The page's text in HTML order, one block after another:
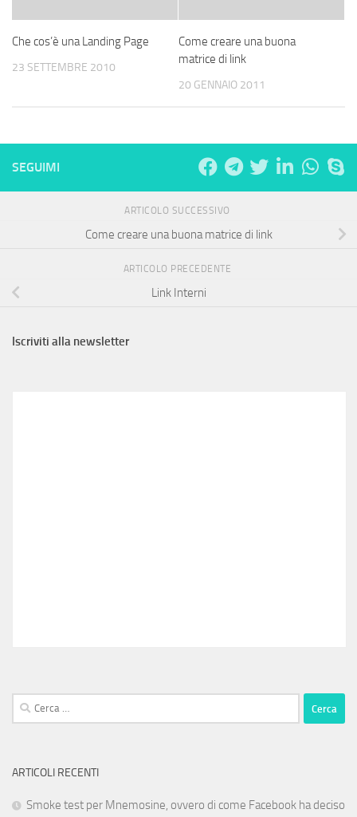
Che cos’è una Landing Page
23 SETTEMBRE 2010
Come creare una buona
matrice di link
20 GENNAIO 2011
SEGUIMI
ARTICOLO SUCCESSIVO
Come creare una buona matrice di link
ARTICOLO PRECEDENTE
Link Interni
Iscriviti alla newsletter
Ricerca
per:
ARTICOLI RECENTI
Smoke test per Mnemosine, ovvero di come Facebook ha deciso